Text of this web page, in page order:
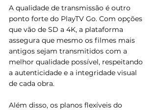
A qualidade de transmissão é outro
ponto forte do PlayTV Go. Com opções
que vão de SD a 4K, a plataforma
assegura que mesmo os filmes mais
antigos sejam transmitidos com a
melhor qualidade possível, respeitando
a autenticidade e a integridade visual
de cada obra.
Além disso, os planos flexíveis do